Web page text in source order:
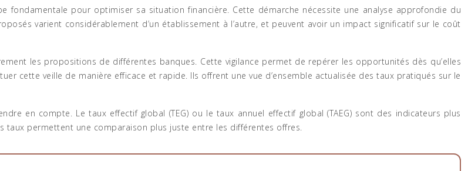
fondamentale pour optimiser sa situation financière. Cette démarche nécessite une analyse approfondie du
varient considérablement d’un établissement à l’autre, et peuvent avoir un impact significatif sur le coût
les propositions de différentes banques. Cette vigilance permet de repérer les opportunités dès qu’elles
cette veille de manière efficace et rapide. Ils offrent une vue d’ensemble actualisée des taux pratiqués sur le
en compte. Le taux effectif global (TEG) ou le taux annuel effectif global (TAEG) sont des indicateurs plus
taux permettent une comparaison plus juste entre les différentes offres.